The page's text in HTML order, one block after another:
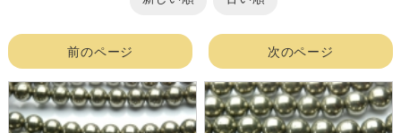
前のページ 次のページ